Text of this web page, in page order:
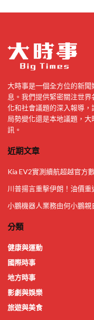
大時事是一個全方位的新
息。我們提供緊密關注世
化和社會議題的深入報導
局勢變化還是本地議題，
訊。
近期文章
Kia EV2實測續航超越官方
川普揚言重擊伊朗！油價
小鵬機器人業務由何小鵬
分類
健康與運動
國際時事
地方時事
影劇與娛樂
旅遊與美食